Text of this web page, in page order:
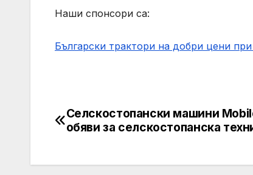
Наши спонсори са:
Български трактори на добри цени
Post
Селскостопански машини
обяви за селскостопанска